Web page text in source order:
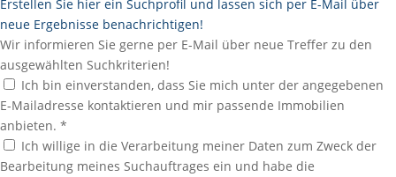
Erstellen Sie hier ein Suchprofil und lassen sich per E-Mail über
neue Ergebnisse benachrichtigen!
Wir informieren Sie gerne per E-Mail über neue Treffer zu den
ausgewählten Suchkriterien!
Ich bin einverstanden, dass Sie mich unter der angegebenen
E-Mailadresse kontaktieren und mir passende Immobilien
anbieten. *
Ich willige in die Verarbeitung meiner Daten zum Zweck der
Bearbeitung meines Suchauftrages ein und habe die